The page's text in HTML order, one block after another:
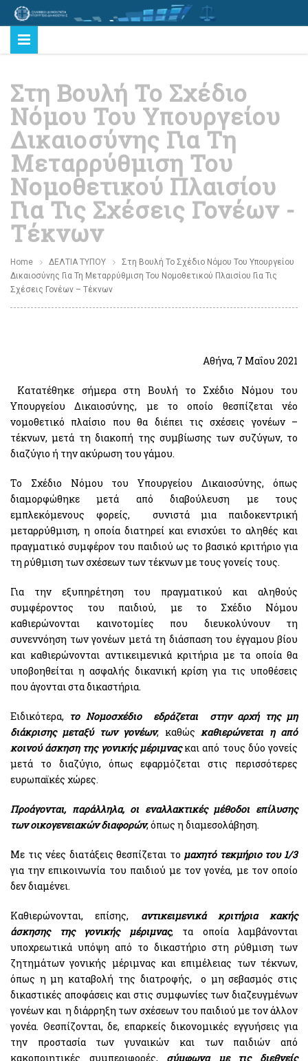
Στη Βουλή Το Σχέδιο
Νόμου Του Υπουργείου
Δικαιοσύνης Για Τη
Μεταρρύθμιση Του
Νομοθετικού Πλαισίου
Για Τις Σχέσεις Γονέων -
Τέκνων
Home ΔΕΛΤΙΑ ΤΥΠΟΥ
Στη Βουλή Το Σχέδιο Νόμου Του Υπουργείου
Δικαιοσύνης Για Τη Μεταρρύθμιση Του Νομοθετικού Πλαισίου Για Τις
Σχέσεις Γονέων – Τέκνων
Αθήνα, 7 Μαΐου 2021
Κατατέθηκε σήμερα στη Βουλή το Σχέδιο Νόμου του
Υπουργείου Δικαιοσύνης, με το οποίο θεσπίζεται νέο
νομοθετικό πλαίσιο που θα διέπει τις σχέσεις γονέων –
τέκνων, μετά τη διακοπή της συμβίωσης των συζύγων, το
διαζύγιο ή την ακύρωση του γάμου.
Το Σχέδιο Νόμου του Υπουργείου Δικαιοσύνης, όπως
διαμορφώθηκε μετά από διαβούλευση με τους
εμπλεκόμενους φορείς, συνιστά μια παιδοκεντρική
μεταρρύθμιση, η οποία διατηρεί και ενισχύει το αληθές και
πραγματικό συμφέρον του παιδιού ως το βασικό κριτήριο για
τη ρύθμιση των σχέσεων των τέκνων με τους γονείς τους.
Για την εξυπηρέτηση του πραγματικού και αληθούς
συμφέροντος του παιδιού, με το Σχέδιο Νόμου
καθιερώνονται καινοτομίες που διευκολύνουν τη
συνεννόηση των γονέων μετά τη διάσπαση του έγγαμου βίου
και καθιερώνονται αντικειμενικά κριτήρια με τα οποία θα
υποβοηθείται η ασφαλής δικανική κρίση για τις υποθέσεις
που άγονται στα δικαστήρια.
Ειδικότερα, το Νομοσχέδιο εδράζεται στην αρχή της μη
διάκρισης μεταξύ των γονέων, καθώςκαθιερώνεται η από
κοινού άσκηση της γονικής μέριμναςκαι από τους δύο γονείς
μετά το διαζύγιο, όπως εφαρμόζεται στις περισσότερες
ευρωπαϊκές χώρες.
Προάγονται, παράλληλα, οι εναλλακτικές μέθοδοι επίλυσης
των οικογενειακών διαφορών, όπως η διαμεσολάβηση.
Με τις νέες διατάξεις θεσπίζεται το μαχητό τεκμήριο του 1/3
για την επικοινωνία του παιδιού με τον γονέα, με τον οποίο
δεν διαμένει.
Καθιερώνονται, επίσης, αντικειμενικά κριτήρια κακής
άσκησης της γονικής μέριμνας, τα οποία λαμβάνονται
υποχρεωτικά υπόψη από το δικαστήριο στη ρύθμιση των
ζητημάτων γονικής μέριμνας και επιμέλειας των τέκνων,
όπως η μη καταβολή της διατροφής, ο μη σεβασμός στις
δικαστικές αποφάσεις και στις συμφωνίες των διαζευγμένων
γονέων και η διάρρηξη των σχέσεων του παιδιού με τον άλλον
γονέα. Θεσπίζονται, δε, επαρκείς δικονομικές εγγυήσεις για
την προστασία των γυναικών και των παιδιών από
κακοποιητικές συμπεριφορές, σύμφωνα με τις διεθνείς